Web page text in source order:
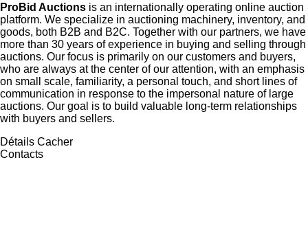
ProBid Auctions is an internationally operating online auction
platform. We specialize in auctioning machinery, inventory, and
goods, both B2B and B2C. Together with our partners, we have
more than 30 years of experience in buying and selling through
auctions. Our focus is primarily on our customers and buyers,
who are always at the center of our attention, with an emphasis
on small scale, familiarity, a personal touch, and short lines of
communication in response to the impersonal nature of large
auctions. Our goal is to build valuable long-term relationships
with buyers and sellers.
Détails Cacher
Contacts